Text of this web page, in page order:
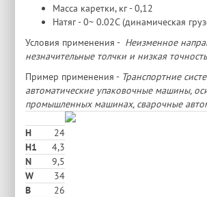
Масса каретки, кг - 0,12
Натяг - 0~ 0.02C (динамическая
Условия применения - Неизменное
незначительные толчки и низкая точность
Пример применения - Транспортние
автоматические упаковочные машины,
промышленных машинах, сварочные
H
24
H1
4,3
N
9,5
W
34
В
26